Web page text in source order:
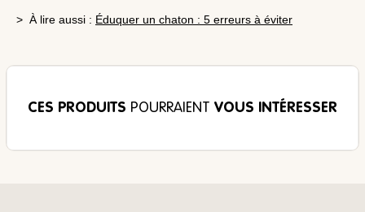
> À lire aussi : Éduquer un chaton : 5 erreurs à éviter
CES PRODUITS POURRAIENT VOUS INTÉRESSER